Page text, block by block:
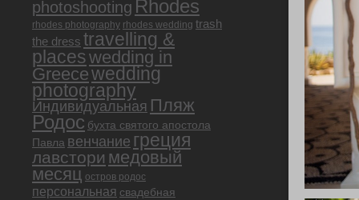
photoshootingRhodes
rhodes photography rhodes wedding trash
the dress travelling &
placeswedding in
Greecewedding
photography
Индивидуальная Пляж
Родос бухта святого апостола
Павла венчание греция
лавстори медовый
месяц остров родос
персональная свадебная